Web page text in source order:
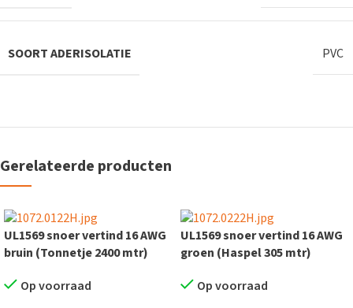
SOORT ADERISOLATIE PVC
Gerelateerde producten
UL1569 snoer vertind 16 AWG
bruin (Tonnetje 2400 mtr)
Op voorraad
UL1569 snoer vertind 16 AWG
groen (Haspel 305 mtr)
Op voorraad